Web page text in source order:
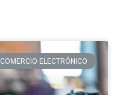
COMERCIO ELECTRÓNICO